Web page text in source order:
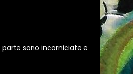
sono incorniciate e